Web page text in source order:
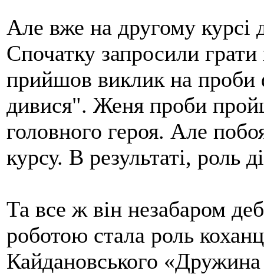
Але вже на другому
Спочатку запросили
прийшов виклик на
дивися". Женя проби
головного героя. Але
курсу. В результаті, роль
Та все ж він незабаром
роботою стала роль
Кайдановського